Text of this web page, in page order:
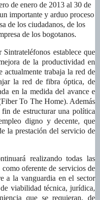
de enero de 2013 al 30 de
importante y arduo proceso
de los ciudadanos, de los
de los bogotanos.
establece que
de la productividad en
actualmente trabaja la red de
la red de fibra óptica, de
en la medida del avance e
To The Home). Además
de estructurar una política
digno y decente, que
la prestación del servicio de
realizando todas las
como oferente de servicios de
a la vanguardia en el sector
viabilidad técnica, jurídica,
que se requieran, de